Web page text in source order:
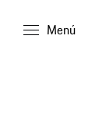
Menú